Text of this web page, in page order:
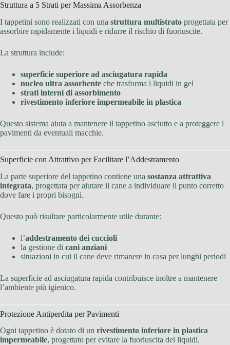
Struttura a 5 Strati per Massima Assorbenza
I tappetini sono realizzati con una struttura multistrato progettata per
assorbire rapidamente i liquidi e ridurre il rischio di fuoriuscite.
La struttura include:
superficie superiore ad asciugatura rapida
nucleo ultra assorbente che trasforma i liquidi in gel
strati interni di assorbimento
rivestimento inferiore impermeabile in plastica
Questo sistema aiuta a mantenere il tappetino asciutto e a proteggere i
pavimenti da eventuali macchie.
Superficie con Attrattivo per Facilitare l’Addestramento
La parte superiore del tappetino contiene una sostanza attrattiva
integrata, progettata per aiutare il cane a individuare il punto corretto
dove fare i propri bisogni.
Questo può risultare particolarmente utile durante:
l’addestramento dei cuccioli
la gestione di cani anziani
situazioni in cui il cane deve rimanere in casa per lunghi periodi
La superficie ad asciugatura rapida contribuisce inoltre a mantenere
l’ambiente più igienico.
Protezione Antiperdita per Pavimenti
Ogni tappetino è dotato di un rivestimento inferiore in plastica
impermeabile, progettato per evitare la fuoriuscita dei liquidi.